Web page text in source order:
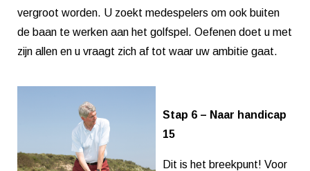
vergroot worden. U zoekt medespelers om ook buiten
de baan te werken aan het golfspel. Oefenen doet u met
zijn allen en u vraagt zich af tot waar uw ambitie gaat.
Stap 6 – Naar handicap
15
Dit is het breekpunt! Voor